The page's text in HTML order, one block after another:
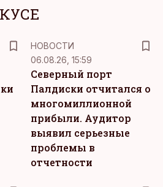
НОВОСТИ
06.08.26, 15:59
Северный порт
Палдиски отчитался о
многомиллионной
прибыли. Аудитор
выявил серьезные
проблемы в
отчетности